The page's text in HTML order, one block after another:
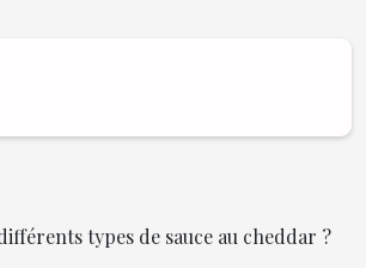
types de sauce au cheddar ?